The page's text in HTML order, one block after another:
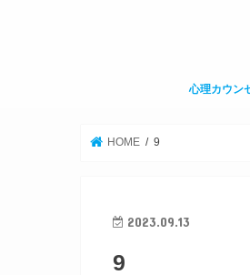
心理カウン
HOME 9
2023.09.13
9